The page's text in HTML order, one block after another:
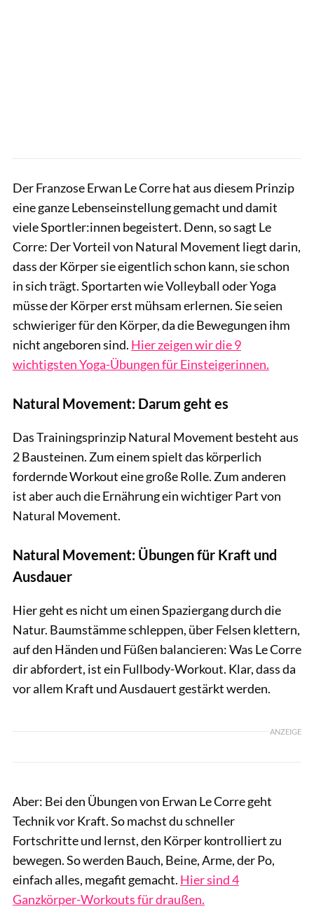
Der Franzose Erwan Le Corre hat aus diesem Prinzip
eine ganze Lebenseinstellung gemacht und damit
viele Sportler:innen begeistert. Denn, so sagt Le
Corre: Der Vorteil von Natural Movement liegt darin,
dass der Körper sie eigentlich schon kann, sie schon
in sich trägt. Sportarten wie Volleyball oder Yoga
müsse der Körper erst mühsam erlernen. Sie seien
schwieriger für den Körper, da die Bewegungen ihm
nicht angeboren sind. Hier zeigen wir die 9
wichtigsten Yoga-Übungen für Einsteigerinnen.
Natural Movement: Darum geht es
Das Trainingsprinzip Natural Movement besteht aus
2 Bausteinen. Zum einem spielt das körperlich
fordernde Workout eine große Rolle. Zum anderen
ist aber auch die Ernährung ein wichtiger Part von
Natural Movement.
Natural Movement: Übungen für Kraft und
Ausdauer
Hier geht es nicht um einen Spaziergang durch die
Natur. Baumstämme schleppen, über Felsen klettern,
auf den Händen und Füßen balancieren: Was Le Corre
dir abfordert, ist ein Fullbody-Workout. Klar, dass da
vor allem Kraft und Ausdauert gestärkt werden.
ANZEIGE
Aber: Bei den Übungen von Erwan Le Corre geht
Technik vor Kraft. So machst du schneller
Fortschritte und lernst, den Körper kontrolliert zu
bewegen. So werden Bauch, Beine, Arme, der Po,
einfach alles, megafit gemacht. Hier sind 4
Ganzkörper-Workouts für draußen.